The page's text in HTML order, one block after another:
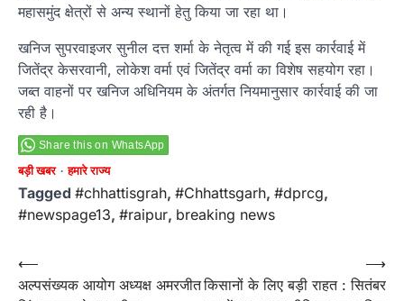
महासमुंद क्षेत्रों से अन्य स्थानों हेतु किया जा रहा था।
खनिज सुपरवाइजर सुनील दत्त शर्मा के नेतृत्व में की गई इस कार्रवाई में
जितेंद्र केसरवानी, लोकेश वर्मा एवं जितेंद्र वर्मा का विशेष सहयोग रहा।
जब्त वाहनों पर खनिज अधिनियम के अंतर्गत नियमानुसार कार्रवाई की जा
रही है।
Share this on WhatsApp
बड़ी खबर हमारे राज्य
Tagged #chhattisgrah, #Chhattsgarh, #dprcg,
#newspage13, #raipur, breaking news
Post
navigation
⟵
अल्पसंख्यक आयोग अध्यक्ष अमरजीतकिसानों के लिए बड़ी राहत : सितंबर
⟶